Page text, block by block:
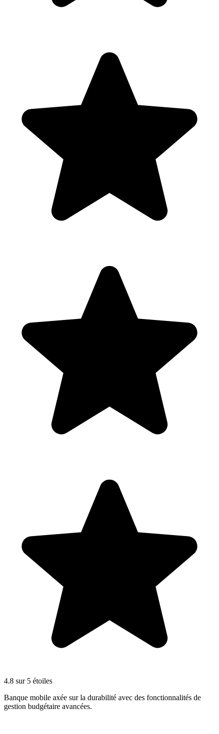
4.8 sur 5 étoiles
Banque mobile axée sur la durabilité avec des fonctionnalités de
gestion budgétaire avancées.